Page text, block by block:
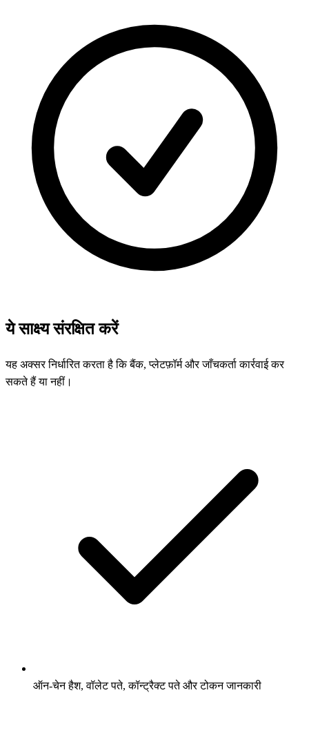
ये साक्ष्य संरक्षित करें
यह अक्सर निर्धारित करता है कि बैंक, प्लेटफ़ॉर्म और जाँचकर्ता कार्रवाई कर
सकते हैं या नहीं।
ऑन-चेन हैश, वॉलेट पते, कॉन्ट्रैक्ट पते और टोकन जानकारी